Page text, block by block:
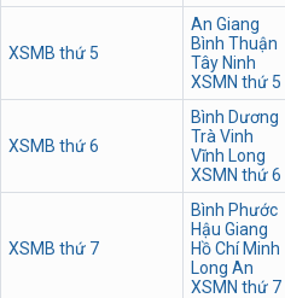
XSMB thứ 5
An Giang
Bình Thuận
Tây Ninh
XSMN thứ 5
XSMB thứ 6
Bình Dương
Trà Vinh
Vĩnh Long
XSMN thứ 6
XSMB thứ 7
Bình Phước
Hậu Giang
Hồ Chí Minh
Long An
XSMN thứ 7